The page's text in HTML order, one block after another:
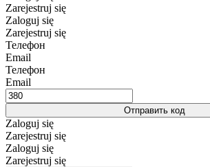
Zarejestruj się
Zaloguj się
Zarejestruj się
Телефон
Email
Телефон
Email
Отправить код
Zaloguj się
Zarejestruj się
Zaloguj się
Zarejestruj się